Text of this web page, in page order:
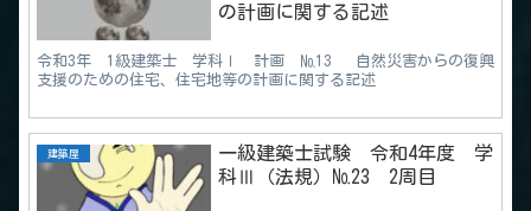
の計画に関する記述
令和3年 1級建築士 学科Ⅰ 計画 №13 自然災害からの復興
支援のための住宅、住宅地等の計画に関する記述
建築屋
一級建築士試験 令和4年度 学
科Ⅲ（法規）№23 2周目